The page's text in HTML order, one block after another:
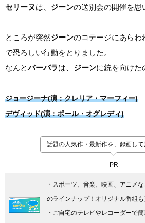
セリーヌは、 ジーンの送別会の開催を思
ところが突然ジーンのコテージにあらわ
で恐ろしい行動をとりました。
なんとバーバラは、 ジーンに銃を向けた
ジョージーナ(演：クレリア・マーフィー)
デヴィッド(演：ポール・オグレディ)
話題の人気作・最新作を、録画して
PR
・スポーツ、音楽、映画、アニメ
のラインナップ！オリジナル番組
・ご自宅のテレビやレコーダーで